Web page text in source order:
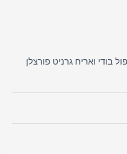
בודי ואריח גרניט פורצלן